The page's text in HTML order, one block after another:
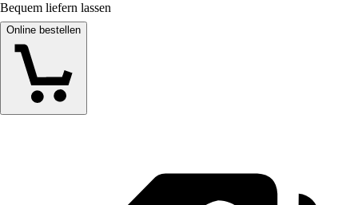
Bequem liefern lassen
Online bestellen